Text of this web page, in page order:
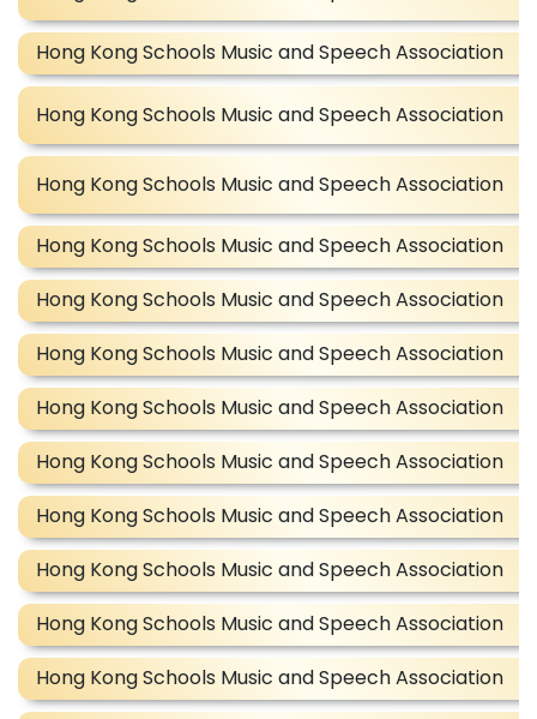
Hong Kong Schools Music and Speech Association
Hong Kong Schools Music and Speech Association
Hong Kong Schools Music and Speech Association
Hong Kong Schools Music and Speech Association
Hong Kong Schools Music and Speech Association
Hong Kong Schools Music and Speech Association
Hong Kong Schools Music and Speech Association
Hong Kong Schools Music and Speech Association
Hong Kong Schools Music and Speech Association
Hong Kong Schools Music and Speech Association
Hong Kong Schools Music and Speech Association
Hong Kong Schools Music and Speech Association